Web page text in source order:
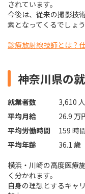
されています。
今後は、従来の撮影技
素となってくるでしょう
診療放射線技師とは？
神奈川県の
就業者数
3,610 人
平均月給
26.9 万
平均労働時間
159 時
平均年齢
36.1 歳
横浜・川崎の高度医療
く分かれます。
自身の理想とするキャ